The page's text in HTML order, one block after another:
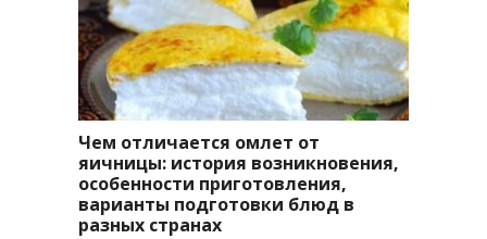
Чем отличается омлет от
яичницы: история возникновения,
особенности приготовления,
варианты подготовки блюд в
разных странах